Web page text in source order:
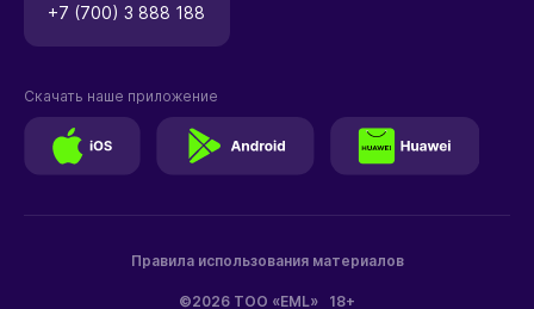
+7 (700) 3 888 188
©2026 ТОО «EML» 18+
Правила использования материалов
Скачать наше приложение